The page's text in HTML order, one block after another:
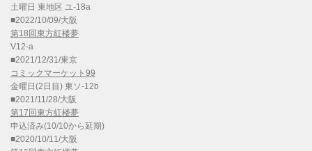
土曜日 東地区 ユ-18a
■2022/10/09/大阪
第18回東方紅楼夢
V12-a
■2021/12/31/東京
コミックマーケット99
金曜日(2日目) 東ソ-12b
■2021/11/28/大阪
第17回東方紅楼夢
申込済み(10/10から延期)
■2020/10/11/大阪